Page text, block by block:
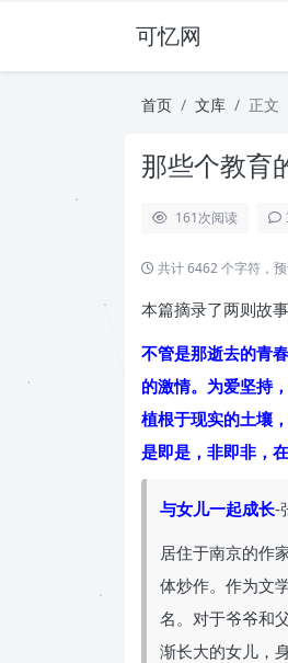
可忆网
首页 文库 正文
那些个教育
161次阅读
共计 6462 个字符，
本篇摘录了两则故
不管是那逝去的青
的激情。为爱坚持
植根于现实的土壤
是即是，非即非，
与女儿一起成长-
居住于南京的作
体炒作。作为文
名。对于爷爷和
渐长大的女儿，